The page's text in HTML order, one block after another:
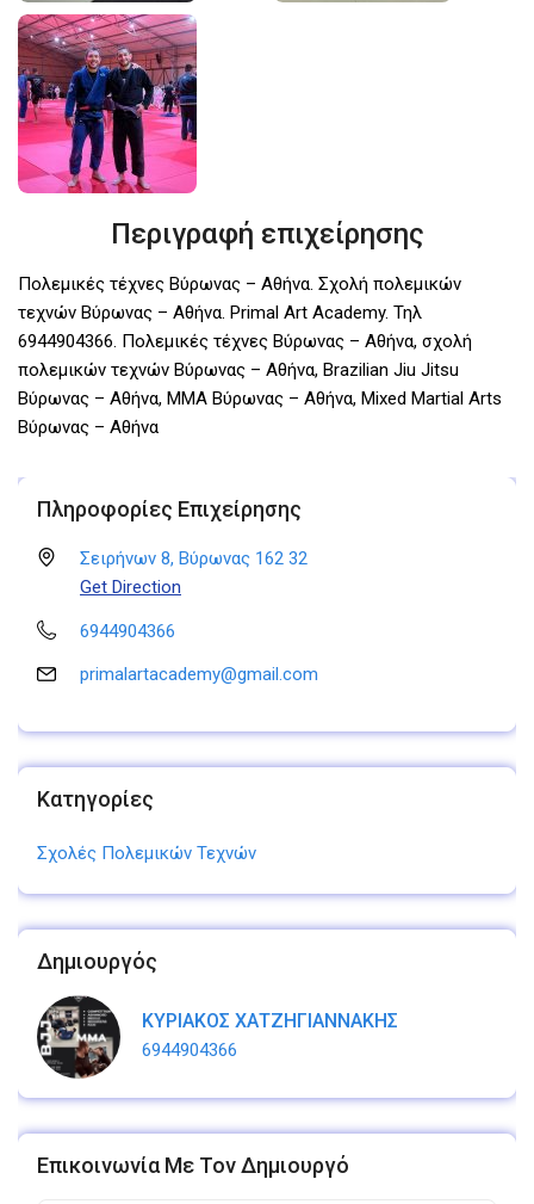
Περιγραφή επιχείρησης
Πολεμικές τέχνες Βύρωνας – Αθήνα. Σχολή πολεμικών
τεχνών Βύρωνας – Αθήνα. Primal Art Academy. Τηλ
6944904366. Πολεμικές τέχνες Βύρωνας – Αθήνα, σχολή
πολεμικών τεχνών Βύρωνας – Αθήνα, Brazilian Jiu Jitsu
Βύρωνας – Αθήνα, MMA Βύρωνας – Αθήνα, Mixed Martial Arts
Βύρωνας – Αθήνα
Πληροφορίες Επιχείρησης
Σειρήνων 8, Βύρωνας 162 32
Get Direction
6944904366
primalartacademy@gmail.com
Κατηγορίες
Σχολές Πολεμικών Τεχνών
Δημιουργός
ΚΥΡΙΑΚΟΣ ΧΑΤΖΗΓΙΑΝΝΑΚΗΣ
6944904366
Επικοινωνία Με Τον Δημιουργό